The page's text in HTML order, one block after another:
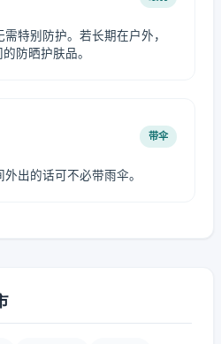
特别防护。若长期在户外，
防晒护肤品。
带伞
出的话可不必带雨伞。